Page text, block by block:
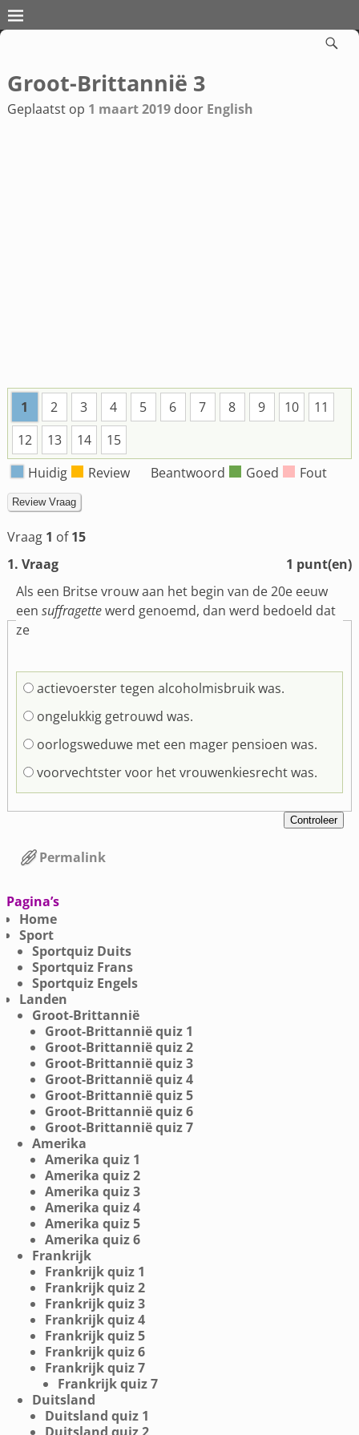
Bericht navigatie
Groot-Brittannië 3
Geplaatst op 1 maart 2019 door English
1 2 3 4 5 6 7 8 9 10
11
12
13 14
15
Huidig
Review Beantwoord Goed Fout
Vraag 1 of15
1. Vraag 1 punt(en)
Als een Britse vrouw aan het begin van de 20e eeuw
een suffragettewerd genoemd, dan werd bedoeld dat
ze
actievoerster tegen alcoholmisbruik was.
ongelukkig getrouwd was.
oorlogsweduwe met een mager pensioen was.
voorvechtster voor het vrouwenkiesrecht was.
Permalink
Pagina’s
Home
Sport
Sportquiz Duits
Sportquiz Frans
Sportquiz Engels
Landen
Groot-Brittannië
Groot-Brittannië quiz 1
Groot-Brittannië quiz 2
Groot-Brittannië quiz 3
Groot-Brittannië quiz 4
Groot-Brittannië quiz 5
Groot-Brittannië quiz 6
Groot-Brittannië quiz 7
Amerika
Amerika quiz 1
Amerika quiz 2
Amerika quiz 3
Amerika quiz 4
Amerika quiz 5
Amerika quiz 6
Frankrijk
Frankrijk quiz 1
Frankrijk quiz 2
Frankrijk quiz 3
Frankrijk quiz 4
Frankrijk quiz 5
Frankrijk quiz 6
Frankrijk quiz 7
Frankrijk quiz 7
Duitsland
Duitsland quiz 1